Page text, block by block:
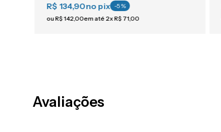
R$ 134,90no pix -5%
ouR$142,00em até 2xR$ 71,00
Avaliações